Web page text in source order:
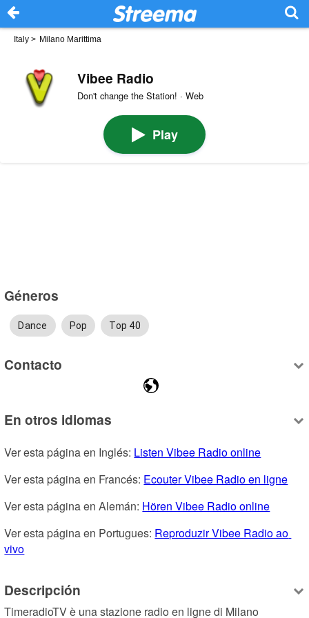
Italy > Milano Marittima
Vibee Radio
Don't change the Station! · Web
Play
Géneros
Dance Pop Top 40
Contacto
En otros idiomas
Ver esta página en Inglés: Listen Vibee Radio online
Ver esta página en Francés: Ecouter Vibee Radio en ligne
Ver esta página en Alemán: Hören Vibee Radio online
Ver esta página en Portugues: Reproduzir Vibee Radio ao
vivo
Descripción
TimeradioTV è una stazione radio en ligne di Milano